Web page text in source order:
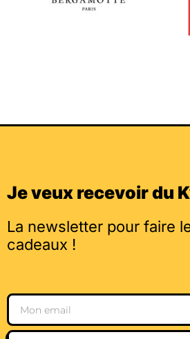
Je veux recevoir du
La newsletter pour faire
cadeaux !
Email